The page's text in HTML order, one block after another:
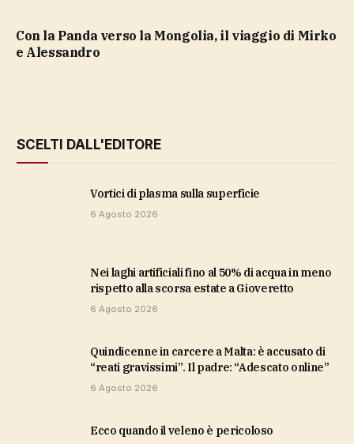
Con la Panda verso la Mongolia, il viaggio di Mirko
e Alessandro
SCELTI DALL'EDITORE
vortici di plasma sulla superficie
6 Agosto 2026
Nei laghi artificiali fino al 50% di acqua in meno
rispetto alla scorsa estate a Gioveretto
6 Agosto 2026
Quindicenne in carcere a Malta: è accusato di
“reati gravissimi”. Il padre: “Adescato online”
6 Agosto 2026
ecco quando il veleno è pericoloso